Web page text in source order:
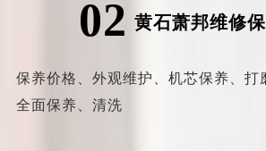
02 黄石萧邦维修
保养价格、 外观维护、 机芯保养、 打
全面保养、 清洗